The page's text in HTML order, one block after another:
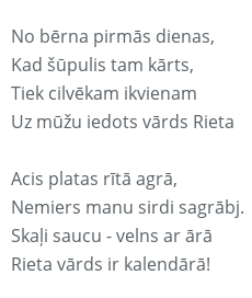
No bērna pirmās dienas,
Kad šūpulis tam kārts,
Tiek cilvēkam ikvienam
Uz mūžu iedots vārds Rieta
Acis platas rītā agrā,
Nemiers manu sirdi sagrābj.
Skaļi saucu - velns ar ārā
Rieta vārds ir kalendārā!